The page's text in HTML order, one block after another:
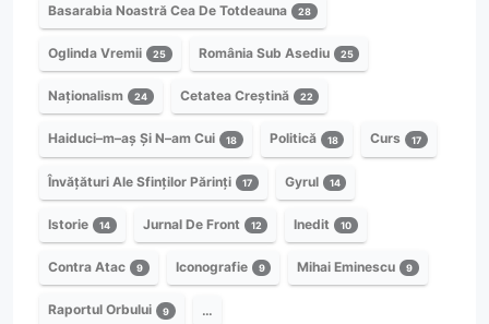
Basarabia Noastră Cea De Totdeauna 28
Oglinda Vremii 25 România Sub Asediu 25
Naționalism 24 Cetatea Creștină 22
Haiduci–m–aș Și N–am Cui 18 Politică 18 Curs 17
Învățături Ale Sfinților Părinți 17 Gyrul 14
Istorie 14 Jurnal De Front 12 Inedit 10
Contra Atac 9 Iconografie 9 Mihai Eminescu 9
Raportul Orbului 9 …